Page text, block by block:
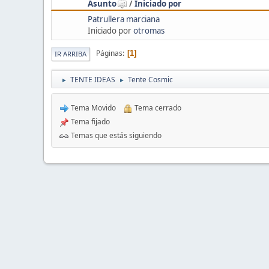
Asunto /Iniciado por
Patrullera marciana
Iniciado porotromas
IR ARRIBA Páginas 1
► TENTE IDEAS ► Tente Cosmic
Tema Movido
Tema cerrado
Tema fijado
Temas que estás siguiendo